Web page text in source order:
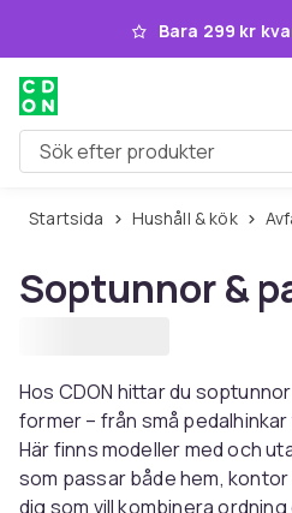
Hoppa till Bara 299 kr
Sök efter produkter
Startsida Hushåll & kök
Soptunnor &
Hos CDON hittar du
former – från små
Här finns modeller med och
som passar både hem,
dig som vill kombinera